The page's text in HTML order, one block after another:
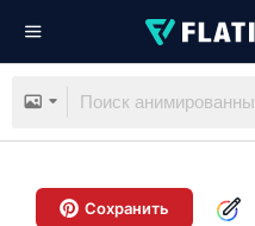
Сохранить